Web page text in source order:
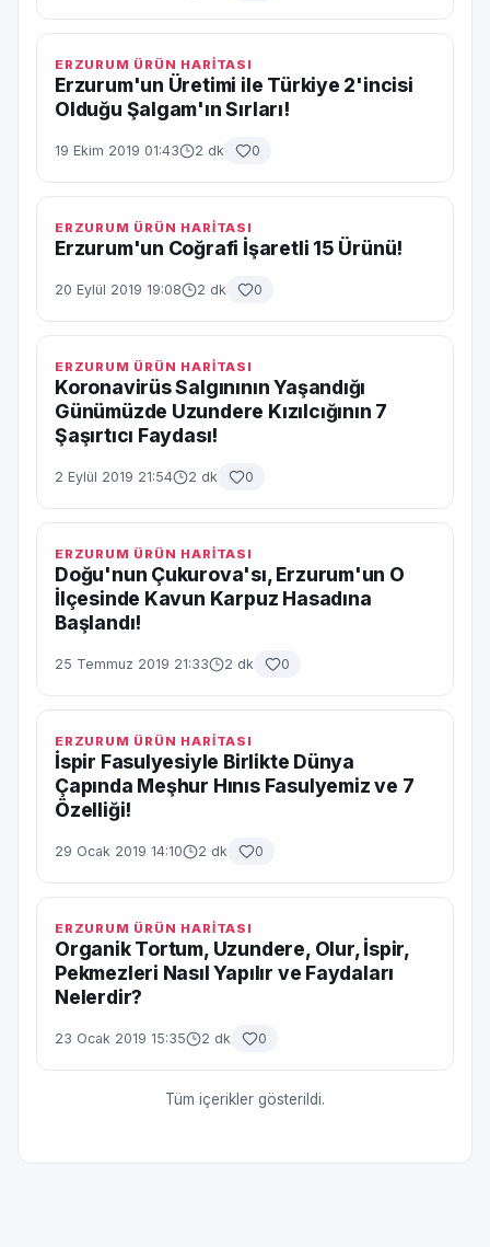
ERZURUM ÜRÜN HARİTASI
Erzurum'un Üretimi ile Türkiye 2'incisi
Olduğu Şalgam'ın Sırları!
19 Ekim 2019 01:43 2 dk 0
ERZURUM ÜRÜN HARİTASI
Erzurum'un Coğrafi İşaretli 15 Ürünü!
20 Eylül 2019 19:08 2 dk 0
ERZURUM ÜRÜN HARİTASI
Koronavirüs Salgınının Yaşandığı
Günümüzde Uzundere Kızılcığının 7
Şaşırtıcı Faydası!
2 Eylül 2019 21:54 2 dk 0
ERZURUM ÜRÜN HARİTASI
Doğu'nun Çukurova'sı, Erzurum'un O
İlçesinde Kavun Karpuz Hasadına
Başlandı!
25 Temmuz 2019 21:33 2 dk 0
ERZURUM ÜRÜN HARİTASI
İspir Fasulyesiyle Birlikte Dünya
Çapında Meşhur Hınıs Fasulyemiz ve 7
Özelliği!
29 Ocak 2019 14:10 2 dk 0
ERZURUM ÜRÜN HARİTASI
Organik Tortum, Uzundere, Olur, İspir,
Pekmezleri Nasıl Yapılır ve Faydaları
Nelerdir?
23 Ocak 2019 15:35 2 dk 0
Tüm içerikler gösterildi.